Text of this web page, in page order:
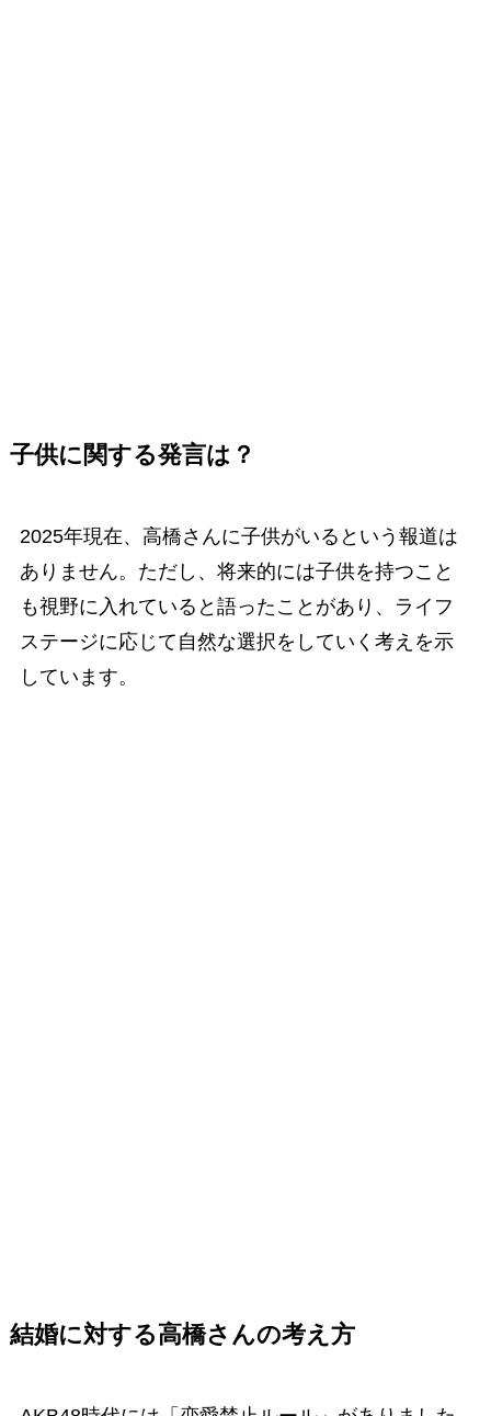
子供に関する発言は？
2025年現在、高橋さんに子供がいるという報道は
ありません。ただし、将来的には子供を持つこと
も視野に入れていると語ったことがあり、ライフ
ステージに応じて自然な選択をしていく考えを示
しています。
結婚に対する高橋さんの考え方